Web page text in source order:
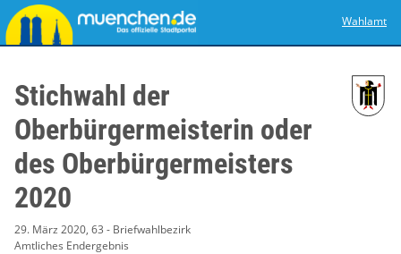
Wahlamt
Stichwahl der
Oberbürgermeisterin oder
des Oberbürgermeisters
2020
29. März 2020, 63 - Briefwahlbezirk
Amtliches Endergebnis